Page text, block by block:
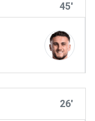
45'
26'